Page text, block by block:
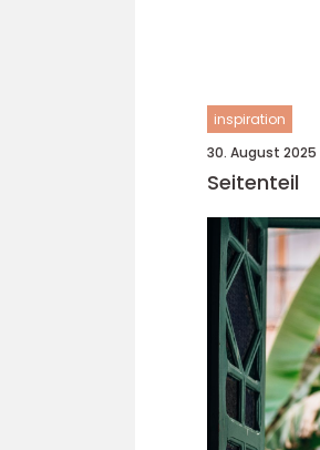
inspiration
30. August 2025
Seitenteil